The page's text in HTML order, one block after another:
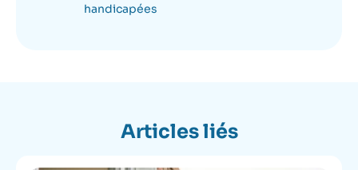
handicapées
Articles liés